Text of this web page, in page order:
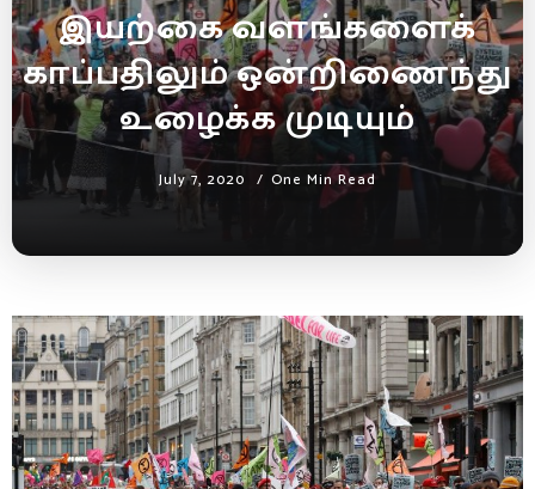
இயற்கை வளங்களைக்
காப்பதிலும் ஒன்றிணைந்து
உழைக்க முடியும்
July 7, 2020 One Min Read